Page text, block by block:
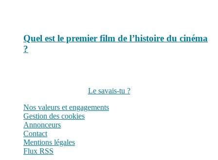
Quel est le premier film de l’histoire du cinéma
?
Le savais-tu ?
Nos valeurs et engagements
Gestion des cookies
Annonceurs
Contact
Mentions légales
Flux RSS